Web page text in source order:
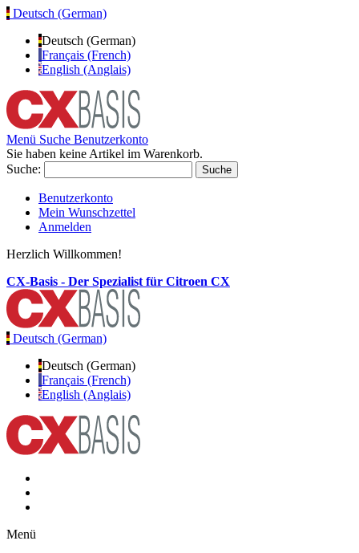
Deutsch (German)
Deutsch (German)
Français (French)
English (Anglais)
Menü Suche Benutzerkonto
Sie haben keine Artikel im Warenkorb.
Suche:
Suche
Benutzerkonto
Mein Wunschzettel
Anmelden
Herzlich Willkommen!
CX-Basis - Der Spezialist für Citroen CX
Deutsch (German)
Deutsch (German)
Français (French)
English (Anglais)
Menü